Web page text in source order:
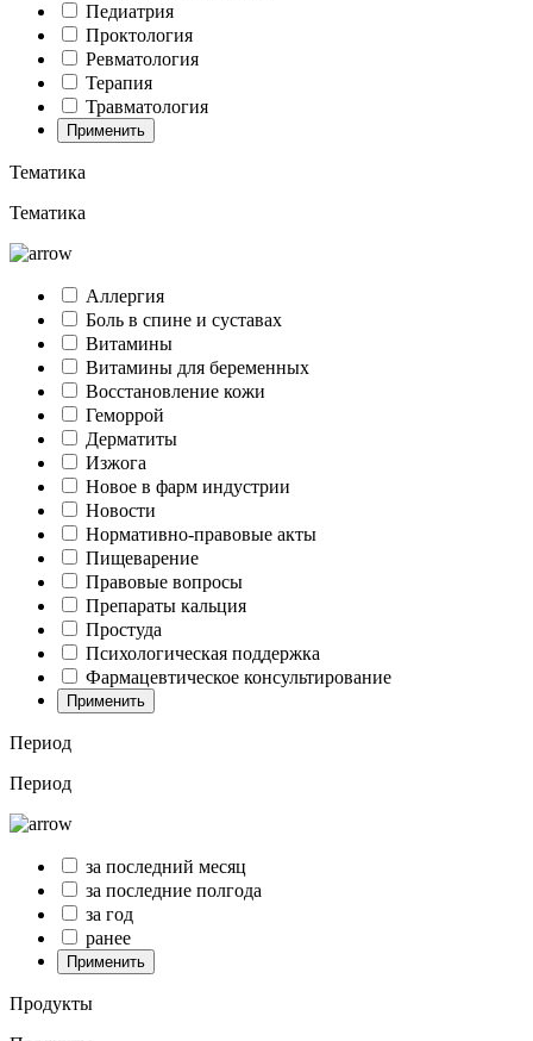
Педиатрия
Проктология
Ревматология
Терапия
Травматология
Применить
Тематика
Тематика
Аллергия
Боль в спине и суставах
Витамины
Витамины для беременных
Восстановление кожи
Геморрой
Дерматиты
Изжога
Новое в фарм индустрии
Новости
Нормативно-правовые акты
Пищеварение
Правовые вопросы
Препараты кальция
Простуда
Психологическая поддержка
Фармацевтическое консультирование
Применить
Период
Период
за последний месяц
за последние полгода
за год
ранее
Применить
Продукты